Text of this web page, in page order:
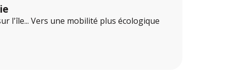
l'île... Vers une mobilité plus écologique